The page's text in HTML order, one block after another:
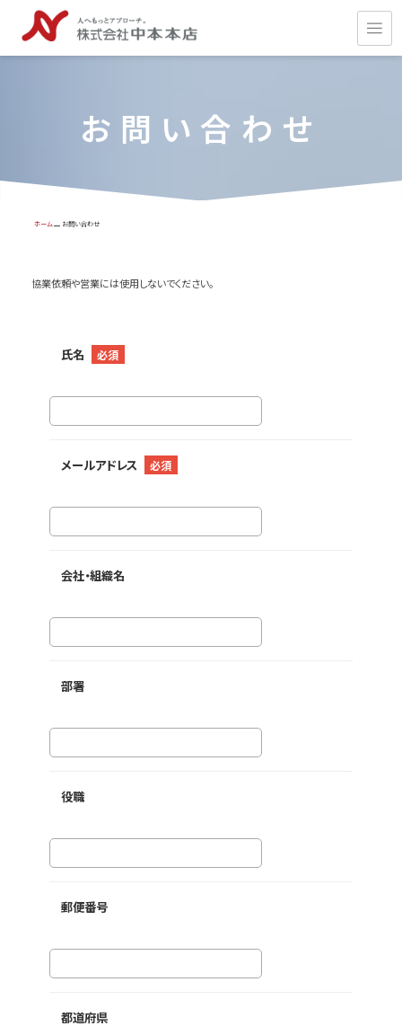
お問い合わせ
ホーム お問い合わせ
協業依頼や営業には使用しないでください。
氏名 必須
メールアドレス 必須
会社・組織名
部署
役職
郵便番号
都道府県